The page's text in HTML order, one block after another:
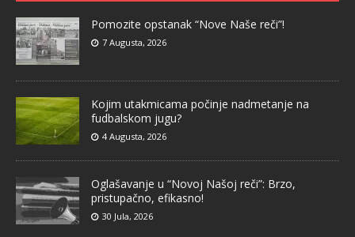
Pomozite opstanak “Nove Naše reči”!
7 Augusta, 2026
Kojim utakmicama počinje nadmetanje na
fudbalskom jugu?
4 Augusta, 2026
Oglašavanje u “Novoj Našoj reči”: Brzo,
pristupačno, efikasno!
30 Jula, 2026